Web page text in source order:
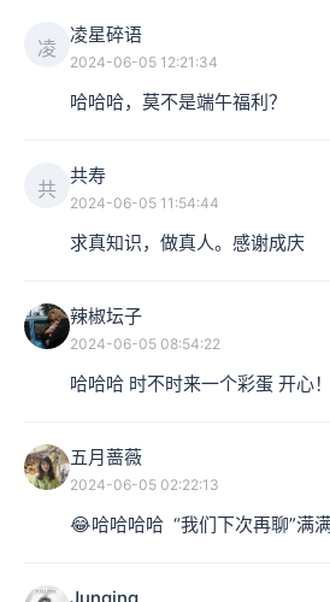
凌
凌星碎语
2024-06-05 12:21:34
哈哈哈，莫不是端午福利？
共
共寿
2024-06-05 11:54:44
求真知识，做真人。感谢成庆
辣椒坛子
2024-06-05 08:54:22
哈哈哈 时不时来一个彩蛋 开心！
五月蔷薇
2024-06-05 02:22:13
😂哈哈哈哈  “我们下次再聊”满
Junqing